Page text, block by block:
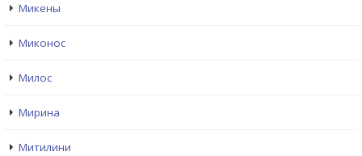
Микены
Миконос
Милос
Мирина
Митилини